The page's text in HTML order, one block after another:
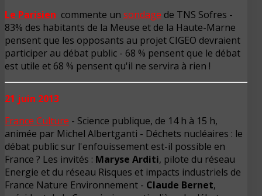
Le Parisien commente un sondage de TNS Sofres -
83% des habitants de la Meuse et de la Haute-Marne
pensent que les opposants au projet CIGEO devraient
participer au débat public - 68 % pensent que le débat
est utile et 68 % pensent qu'il ne servira à rien !
21 juin 2013
France Culture - Science publique, de 14 h à 15 h,
animée par Michel Albertganti - Déchets nucléaires : le
débat public sur l'enfouissement est-il possible en
France ? Les invités : Maryse Arditi, pilote du réseau
Energie et du réseau Risques et impacts industriels de
France Nature Environnement - Claude Bernet,